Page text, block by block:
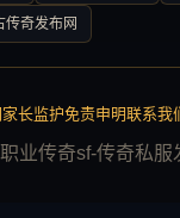
传奇发布网
家长监护免责申明联系我
业传奇sf-传奇私服